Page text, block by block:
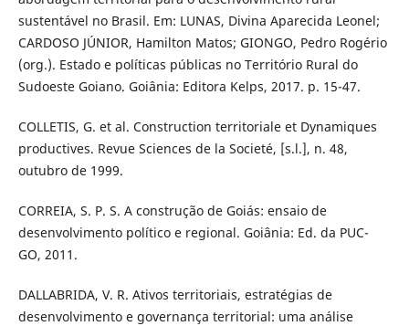
sustentável no Brasil. Em: LUNAS, Divina Aparecida Leonel;
CARDOSO JÚNIOR, Hamilton Matos; GIONGO, Pedro Rogério
(org.). Estado e políticas públicas no Território Rural do
Sudoeste Goiano. Goiânia: Editora Kelps, 2017. p. 15-47.
COLLETIS, G. et al. Construction territoriale et Dynamiques
productives. Revue Sciences de la Societé, [s.l.], n. 48,
outubro de 1999.
CORREIA, S. P. S. A construção de Goiás: ensaio de
desenvolvimento político e regional. Goiânia: Ed. da PUC-
GO, 2011.
DALLABRIDA, V. R. Ativos territoriais, estratégias de
desenvolvimento e governança territorial: uma análise